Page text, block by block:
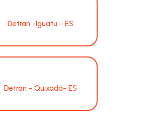
Detran -Iguatu - ES
Detran - Quixadá- ES